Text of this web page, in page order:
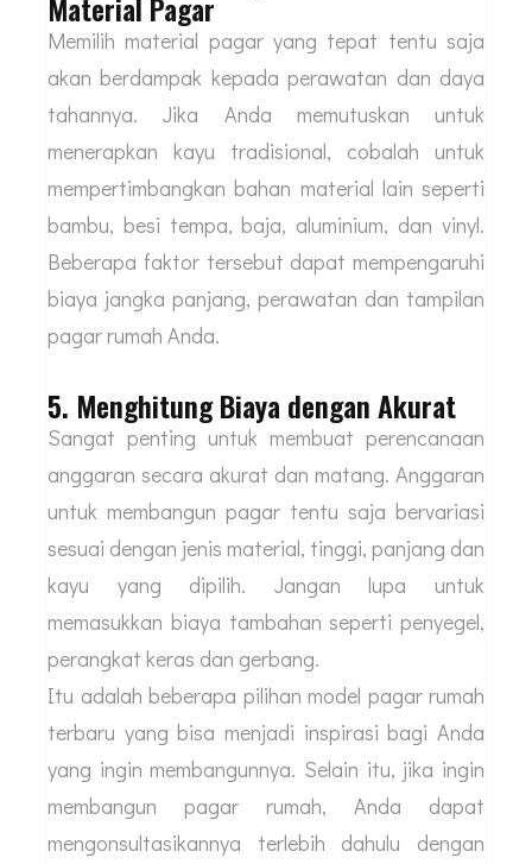
Memilih material pagar yang tepat tentu saja
akan berdampak kepada perawatan dan daya
tahannya. Jika Anda memutuskan untuk
menerapkan kayu tradisional, cobalah untuk
mempertimbangkan bahan material lain seperti
bambu, besi tempa, baja, aluminium, dan vinyl.
Beberapa faktor tersebut dapat mempengaruhi
biaya jangka panjang, perawatan dan tampilan
pagar rumah Anda.
5. Menghitung Biaya dengan Akurat
Sangat penting untuk membuat perencanaan
anggaran secara akurat dan matang. Anggaran
untuk membangun pagar tentu saja bervariasi
sesuai dengan jenis material, tinggi, panjang dan
kayu yang dipilih. Jangan lupa untuk
memasukkan biaya tambahan seperti penyegel,
perangkat keras dan gerbang.
Itu adalah beberapa pilihan model pagar rumah
terbaru yang bisa menjadi inspirasi bagi Anda
yang ingin membangunnya. Selain itu, jika ingin
membangun pagar rumah, Anda dapat
mengonsultasikannya terlebih dahulu dengan